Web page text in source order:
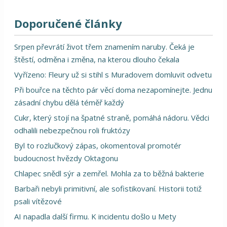
Doporučené články
Srpen převrátí život třem znamením naruby. Čeká je
štěstí, odměna i změna, na kterou dlouho čekala
Vyřízeno: Fleury už si stihl s Muradovem domluvit odvetu
Při bouřce na těchto pár věcí doma nezapomínejte. Jednu
zásadní chybu dělá téměř každý
Cukr, který stojí na špatné straně, pomáhá nádoru. Vědci
odhalili nebezpečnou roli fruktózy
Byl to rozlučkový zápas, okomentoval promotér
budoucnost hvězdy Oktagonu
Chlapec snědl sýr a zemřel. Mohla za to běžná bakterie
Barbaři nebyli primitivní, ale sofistikovaní. Historii totiž
psali vítězové
AI napadla další firmu. K incidentu došlo u Mety